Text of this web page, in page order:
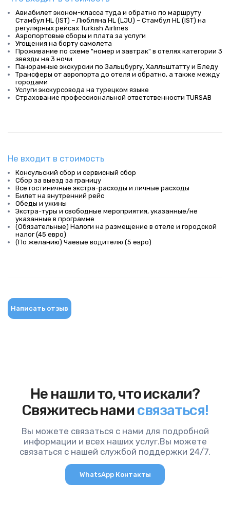
Авиабилет эконом-класса туда и обратно по маршруту
Стамбул HL (IST) – Любляна HL (LJU) – Стамбул HL (IST) на
регулярных рейсах Turkish Airlines
Аэропортовые сборы и плата за услуги
Угощения на борту самолета
Проживание по схеме "номер и завтрак" в отелях категории 3
звезды на 3 ночи
Панорамные экскурсии по Зальцбургу, Халльштатту и Бледу
Трансферы от аэропорта до отеля и обратно, а также между
городами
Услуги экскурсовода на турецком языке
Страхование профессиональной ответственности TURSAB
Не входит в стоимость
Консульский сбор и сервисный сбор
Сбор за выезд за границу
Все гостиничные экстра-расходы и личные расходы
Билет на внутренний рейс
Обеды и ужины
Экстра-туры и свободные мероприятия, указанные/не
указанные в программе
(Обязательные) Налоги на размещение в отеле и городской
налог (45 евро)
(По желанию) Чаевые водителю (5 евро)
Написать отзыв
Не нашли то, что искали?
Свяжитесь нами связаться!
Вы можете связаться с нами для подробной
информации и всех наших услуг.Вы можете
связаться с нашей службой поддержки 24/7.
WhatsApp Контакты